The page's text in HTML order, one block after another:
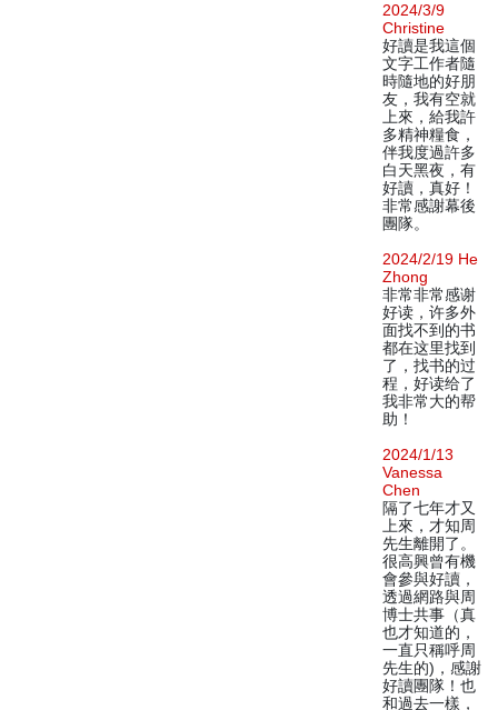
2024/3/9
Christine
好讀是我這個
文字工作者隨
時隨地的好朋
友，我有空就
上來，給我許
多精神糧食，
伴我度過許多
白天黑夜，有
好讀，真好！
非常感謝幕後
團隊。
2024/2/19 He
Zhong
非常非常感谢
好读，许多外
面找不到的书
都在这里找到
了，找书的过
程，好读给了
我非常大的帮
助！
2024/1/13
Vanessa
Chen
隔了七年才又
上來，才知周
先生離開了。
很高興曾有機
會參與好讀，
透過網路與周
博士共事（真
也才知道的，
一直只稱呼周
先生的)，感謝
好讀團隊！也
和過去一樣，